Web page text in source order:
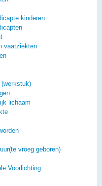
kinderen
vaatziekten
(werkstuk)
lichaam
vroeg geboren)
Voorlichting